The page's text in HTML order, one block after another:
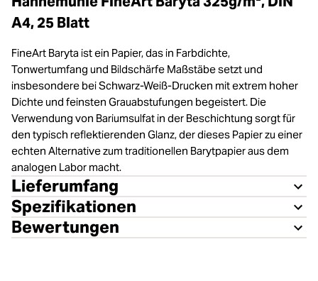
A4, 25 Blatt
FineArt Baryta ist ein Papier, das in Farbdichte,
Tonwertumfang und Bildschärfe Maßstäbe setzt und
insbesondere bei Schwarz-Weiß-Drucken mit extrem hoher
Dichte und feinsten Grauabstufungen begeistert. Die
Verwendung von Bariumsulfat in der Beschichtung sorgt für
den typisch reflektierenden Glanz, der dieses Papier zu einer
echten Alternative zum traditionellen Barytpapier aus dem
analogen Labor macht.
Lieferumfang
Spezifikationen
Bewertungen